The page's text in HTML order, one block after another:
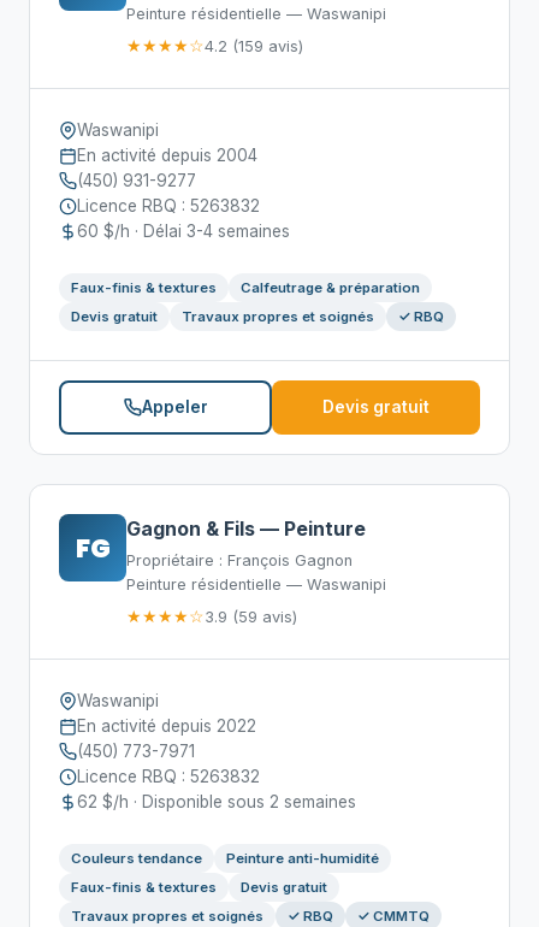
Peinture résidentielle — Waswanipi
★★★★☆4.2 (159 avis)
Waswanipi
En activité depuis 2004
(450) 931-9277
Licence RBQ : 5263832
60 $/h · Délai 3-4 semaines
Faux-finis & textures
Calfeutrage & préparation
Devis gratuit
Travaux propres et soignés ✓ RBQ
Appeler Devis gratuit
FG
Gagnon & Fils — Peinture
Propriétaire : François Gagnon
Peinture résidentielle — Waswanipi
★★★★☆3.9 (59 avis)
Waswanipi
En activité depuis 2022
(450) 773-7971
Licence RBQ : 5263832
62 $/h · Disponible sous 2 semaines
Couleurs tendance
Peinture anti-humidité
Faux-finis & textures
Devis gratuit
Travaux propres et soignés
✓ RBQ ✓ CMMTQ